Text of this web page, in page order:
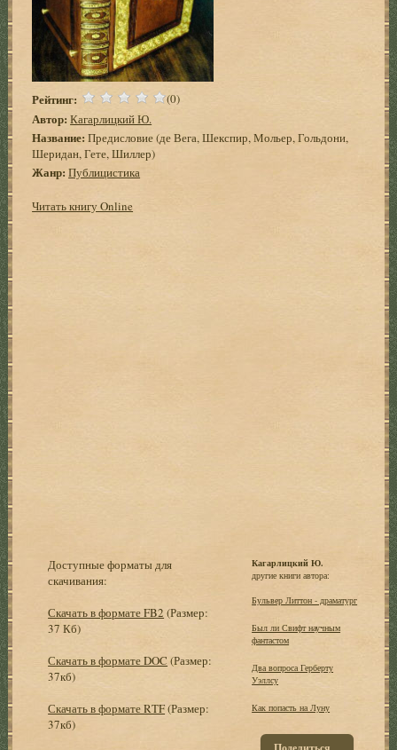
Рейтинг: (0)
Автор: Кагарлицкий Ю.
Название: Предисловие (де Вега, Шекспир, Мольер, Гольдони,
Шеридан, Гете, Шиллер)
Жанр: Публицистика
Читать книгу Online
Доступные форматы для
скачивания:
Скачать в формате FB2 (Размер:
37 Кб)
Скачать в формате DOC (Размер:
37кб)
Скачать в формате RTF(Размер:
37кб)
Кагарлицкий Ю.
другие книги автора:
Бульвер Литтон - драматург
Был ли Свифт научным
фантастом
Два вопроса Герберту
Уэллсу
Как попасть на Луну